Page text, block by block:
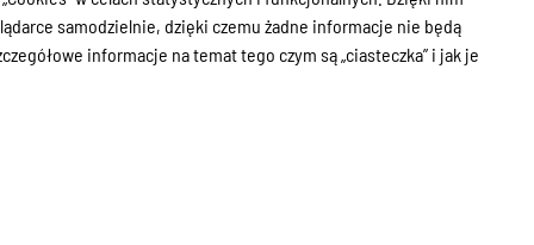
samodzielnie, dzięki czemu żadne informacje nie będą
informacje na temat tego czym są „ciasteczka” i jak je